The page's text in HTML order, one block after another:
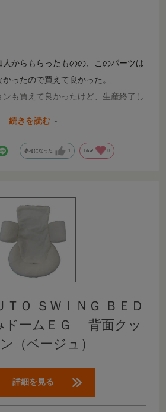
からもらったものの、このパーツは
ったので買えて良かった。
も買えて良かったけど、生産終了し
続きを読む
参考になった 1 Like! 0
ＴＯ ＳＷＩＮＧ ＢＥＤ
ドームＥＧ 背面クッ
（ベージュ）
詳細を見る